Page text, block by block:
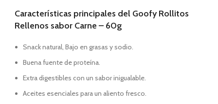
Características principales del Goofy Rollitos
Rellenos sabor Carne – 60g
Snack natural, Bajo en grasas y sodio.
Buena fuente de proteína.
Extra digestibles con un sabor inigualable.
Aceites esenciales para un aliento fresco.